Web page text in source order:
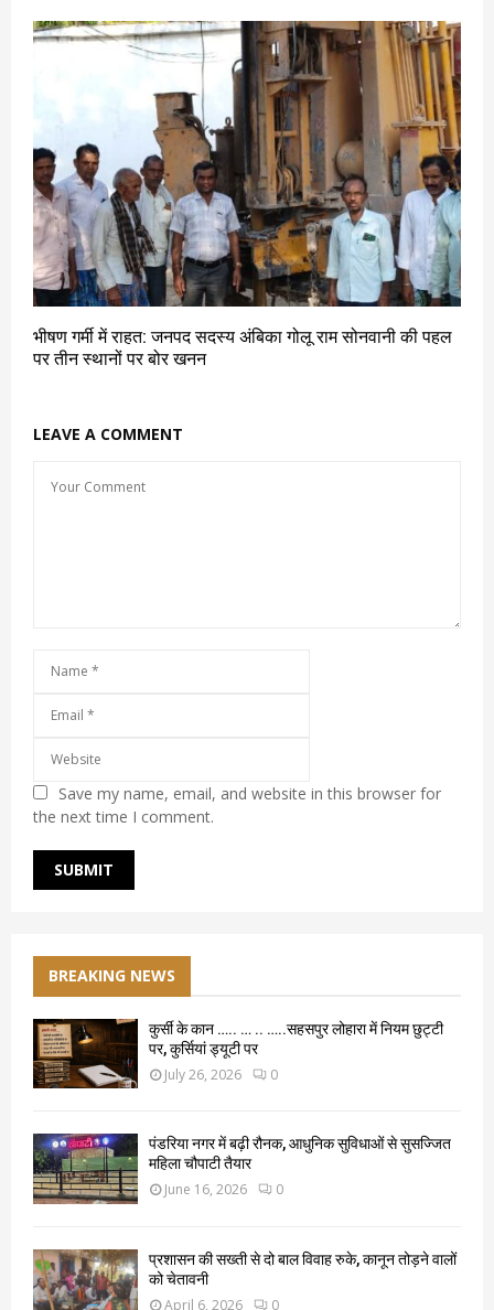
भीषण गर्मी में राहत: जनपद सदस्य अंबिका गोलू राम सोनवानी की पहल
पर तीन स्थानों पर बोर खनन
LEAVE A COMMENT
Save my name, email, and website in this browser for
the next time I comment.
BREAKING NEWS
कुर्सी के कान ….. … .. …..सहसपुर लोहारा में नियम छुट्टी
पर, कुर्सियां ड्यूटी पर
July 26, 2026 0
पंडरिया नगर में बढ़ी रौनक, आधुनिक सुविधाओं से सुसज्जित
महिला चौपाटी तैयार
June 16, 2026 0
प्रशासन की सख्ती से दो बाल विवाह रुके, कानून तोड़ने वालों
को चेतावनी
April 6, 2026 0